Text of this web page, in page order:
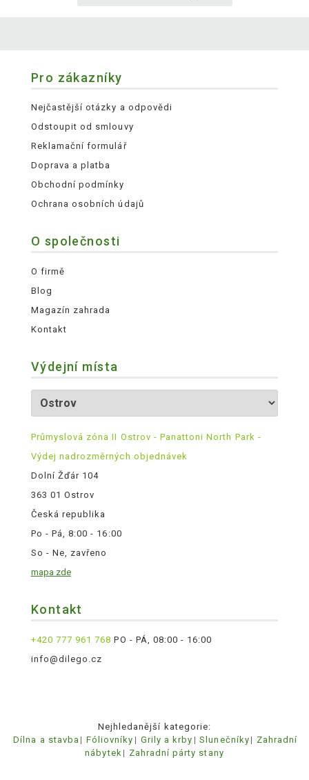
Pro zákazníky
Nejčastější otázky a odpovědi
Odstoupit od smlouvy
Reklamační formulář
Doprava a platba
Obchodní podmínky
Ochrana osobních údajů
O společnosti
O firmě
Blog
Magazín zahrada
Kontakt
Výdejní místa
Průmyslová zóna II Ostrov - Panattoni North Park -
Výdej nadrozměrných objednávek
Dolní Žďár 104
363 01 Ostrov
Česká republika
Po - Pá, 8:00 - 16:00
So - Ne, zavřeno
mapa zde
Kontakt
+420 777 961 768 PO - PÁ, 08:00 - 16:00
info@dilego.cz
Nejhledanější kategorie:
Dílna a stavba
Fóliovníky Grily a krby Slunečníky
Zahradní
nábytek
Zahradní párty stany